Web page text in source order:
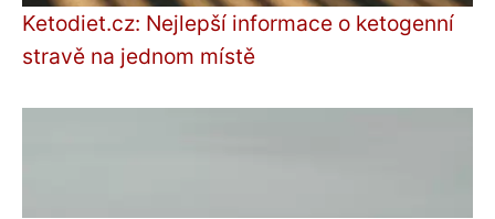
Ketodiet.cz: Nejlepší informace o ketogenní
stravě na jednom místě